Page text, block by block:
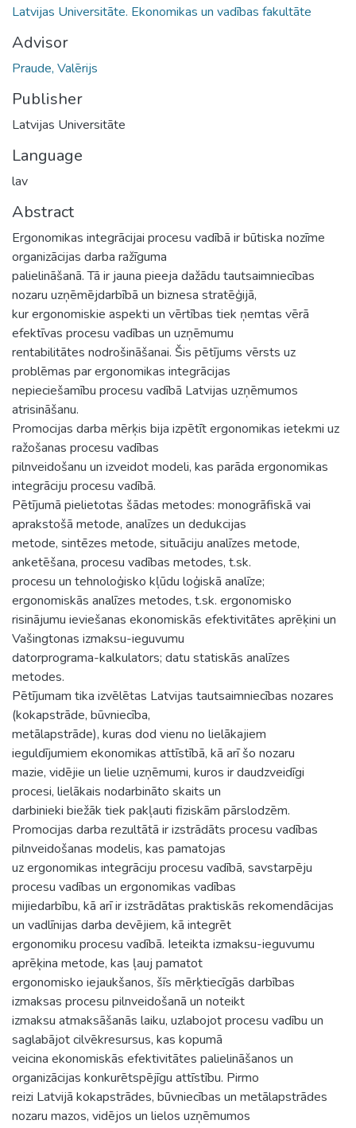
Latvijas Universitāte. Ekonomikas un vadības fakultāte
Advisor
Praude, Valērijs
Publisher
Latvijas Universitāte
Language
lav
Abstract
Ergonomikas integrācijai procesu vadībā ir būtiska nozīme
organizācijas darba ražīguma
palielināšanā. Tā ir jauna pieeja dažādu tautsaimniecības
nozaru uzņēmējdarbībā un biznesa stratēģijā,
kur ergonomiskie aspekti un vērtības tiek ņemtas vērā
efektīvas procesu vadības un uzņēmumu
rentabilitātes nodrošināšanai. Šis pētījums vērsts uz
problēmas par ergonomikas integrācijas
nepieciešamību procesu vadībā Latvijas uzņēmumos
atrisināšanu.
Promocijas darba mērķis bija izpētīt ergonomikas ietekmi uz
ražošanas procesu vadības
pilnveidošanu un izveidot modeli, kas parāda ergonomikas
integrāciju procesu vadībā.
Pētījumā pielietotas šādas metodes: monogrāfiskā vai
aprakstošā metode, analīzes un dedukcijas
metode, sintēzes metode, situāciju analīzes metode,
anketēšana, procesu vadības metodes, t.sk.
procesu un tehnoloģisko kļūdu loģiskā analīze;
ergonomiskās analīzes metodes, t.sk. ergonomisko
risinājumu ieviešanas ekonomiskās efektivitātes aprēķini un
Vašingtonas izmaksu-ieguvumu
datorprograma-kalkulators; datu statiskās analīzes
metodes.
Pētījumam tika izvēlētas Latvijas tautsaimniecības nozares
(kokapstrāde, būvniecība,
metālapstrāde), kuras dod vienu no lielākajiem
ieguldījumiem ekonomikas attīstībā, kā arī šo nozaru
mazie, vidējie un lielie uzņēmumi, kuros ir daudzveidīgi
procesi, lielākais nodarbināto skaits un
darbinieki biežāk tiek pakļauti fiziskām pārslodzēm.
Promocijas darba rezultātā ir izstrādāts procesu vadības
pilnveidošanas modelis, kas pamatojas
uz ergonomikas integrāciju procesu vadībā, savstarpēju
procesu vadības un ergonomikas vadības
mijiedarbību, kā arī ir izstrādātas praktiskās rekomendācijas
un vadlīnijas darba devējiem, kā integrēt
ergonomiku procesu vadībā. Ieteikta izmaksu-ieguvumu
aprēķina metode, kas ļauj pamatot
ergonomisko iejaukšanos, šīs mērķtiecīgās darbības
izmaksas procesu pilnveidošanā un noteikt
izmaksu atmaksāšanās laiku, uzlabojot procesu vadību un
saglabājot cilvēkresursus, kas kopumā
veicina ekonomiskās efektivitātes palielināšanos un
organizācijas konkurētspējīgu attīstību. Pirmo
reizi Latvijā kokapstrādes, būvniecības un metālapstrādes
nozaru mazos, vidējos un lielos uzņēmumos